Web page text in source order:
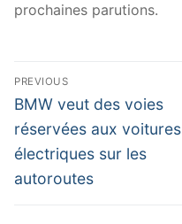
prochaines parutions.
Navigation
de
l’article
PREVIOUS
Previous
post:
BMW veut des voies
réservées aux voitures
électriques sur les
autoroutes